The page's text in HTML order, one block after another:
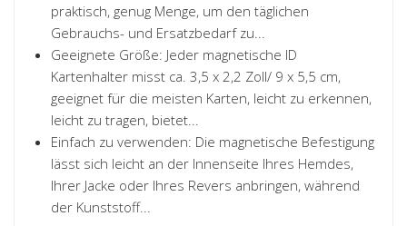
praktisch, genug Menge, um den täglichen
Gebrauchs- und Ersatzbedarf zu...
Geeignete Größe: Jeder magnetische ID
Kartenhalter misst ca. 3,5 x 2,2 Zoll/ 9 x 5,5 cm,
geeignet für die meisten Karten, leicht zu erkennen,
leicht zu tragen, bietet...
Einfach zu verwenden: Die magnetische Befestigung
lässt sich leicht an der Innenseite Ihres Hemdes,
Ihrer Jacke oder Ihres Revers anbringen, während
der Kunststoff...